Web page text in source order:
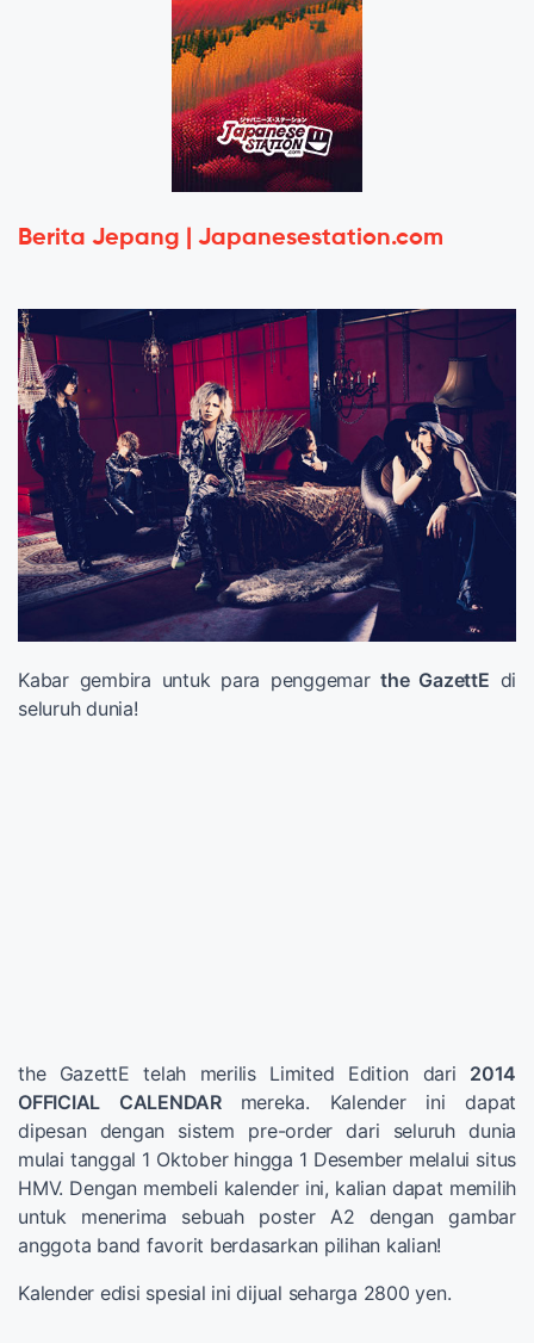
Berita Jepang | Japanesestation.com
Kabar gembira untuk para penggemarthe GazettE di
seluruh dunia!
the GazettE telah merilis Limited Edition dari 2014
OFFICIAL CALENDAR mereka. Kalender ini dapat
dipesan dengan sistem pre-order dari seluruh dunia
mulai tanggal 1 Oktober hingga 1 Desember melalui situs
HMV. Dengan membeli kalender ini, kalian dapat memilih
untuk menerima sebuah poster A2 dengan gambar
anggota band favorit berdasarkan pilihan kalian!
Kalender edisi spesial ini dijual seharga 2800 yen.